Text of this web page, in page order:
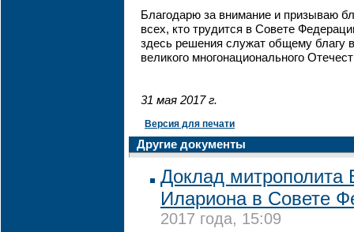
Благодарю за внимание и призываю
всех, кто трудится в Совете
здесь решения служат общему благу
великого многонационального
31 мая 2017 г.
Версия для печати
Другие документы
Доклад митрополита
Илариона в Совете
2017 года, 15:09